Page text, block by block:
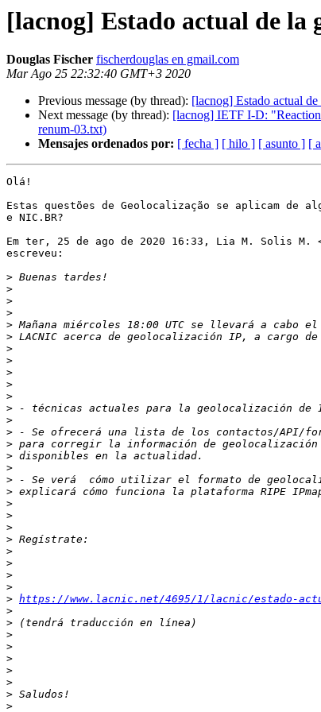
[lacnog] Estado actual de la
Douglas Fischer fischerdouglas en gmail.com
Mar Ago 25 22:32:40 GMT+3 2020
Previous message (by thread): [lacnog] Estado actual
Next message (by thread): [lacnog] IETF I-D:
renum-03.txt)
Mensajes ordenados por: [ fecha ] [ hilo ] [ asunto ] [
Olá!
Estas questões de Geolocalização se aplicam de
e NIC.BR?
Em ter, 25 de ago de 2020 16:33, Lia M. Solis M.
escreveu:
>
>
>
>
>
>
>
>
>
>
>
>
>
>
>
>
>
>
>
>
>
>
>
>
>
>
>
> https://www.lacnic.net/4695/1/lacnic/estado-
>
>
>
>
>
>
>
>
>